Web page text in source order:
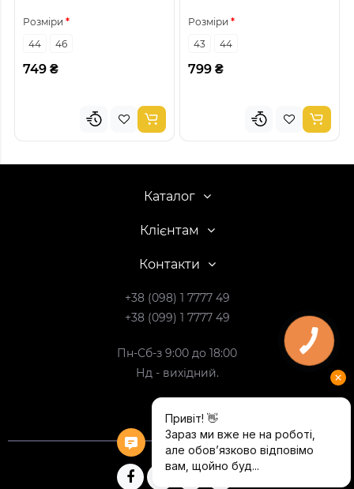
Розміри
44
46
749 ₴
Розміри
43
44
799 ₴
Каталог
Клієнтам
Контакти
+38 (098) 1 7777 49
+38 (099) 1 7777 49
Пн-Сб-з 9:00 до 18:00
Нд - вихідний.